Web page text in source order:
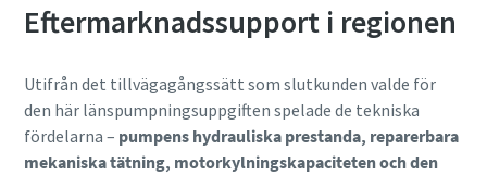
Eftermarknadssupport i regionen
Utifrån det tillvägagångssätt som slutkunden valde för
den här länspumpningsuppgiften spelade de tekniska
fördelarna – pumpens hydrauliska prestanda, reparerbara
mekaniska tätning, motorkylningskapaciteten och den